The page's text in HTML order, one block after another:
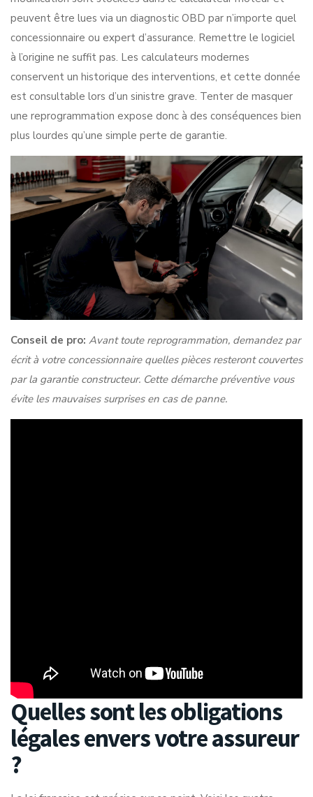
peuvent être lues via un diagnostic OBD par n’importe quel
concessionnaire ou expert d’assurance. Remettre le logiciel
à l’origine ne suffit pas. Les calculateurs modernes
conservent un historique des interventions, et cette donnée
est consultable lors d’un sinistre grave. Tenter de masquer
une reprogrammation expose donc à des conséquences bien
plus lourdes qu’une simple perte de garantie.
Conseil de pro: Avant toute reprogrammation, demandez par
écrit à votre concessionnaire quelles pièces resteront couvertes
par la garantie constructeur. Cette démarche préventive vous
évite les mauvaises surprises en cas de panne.
Quelles sont les obligations
légales envers votre assureur
?